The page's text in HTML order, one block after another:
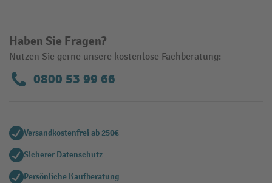
Haben Sie Fragen?
Nutzen Sie gerne unsere kostenlose Fachberatung:
0800 53 99 66
Versandkostenfrei ab 250€
Sicherer Datenschutz
Persönliche Kaufberatung